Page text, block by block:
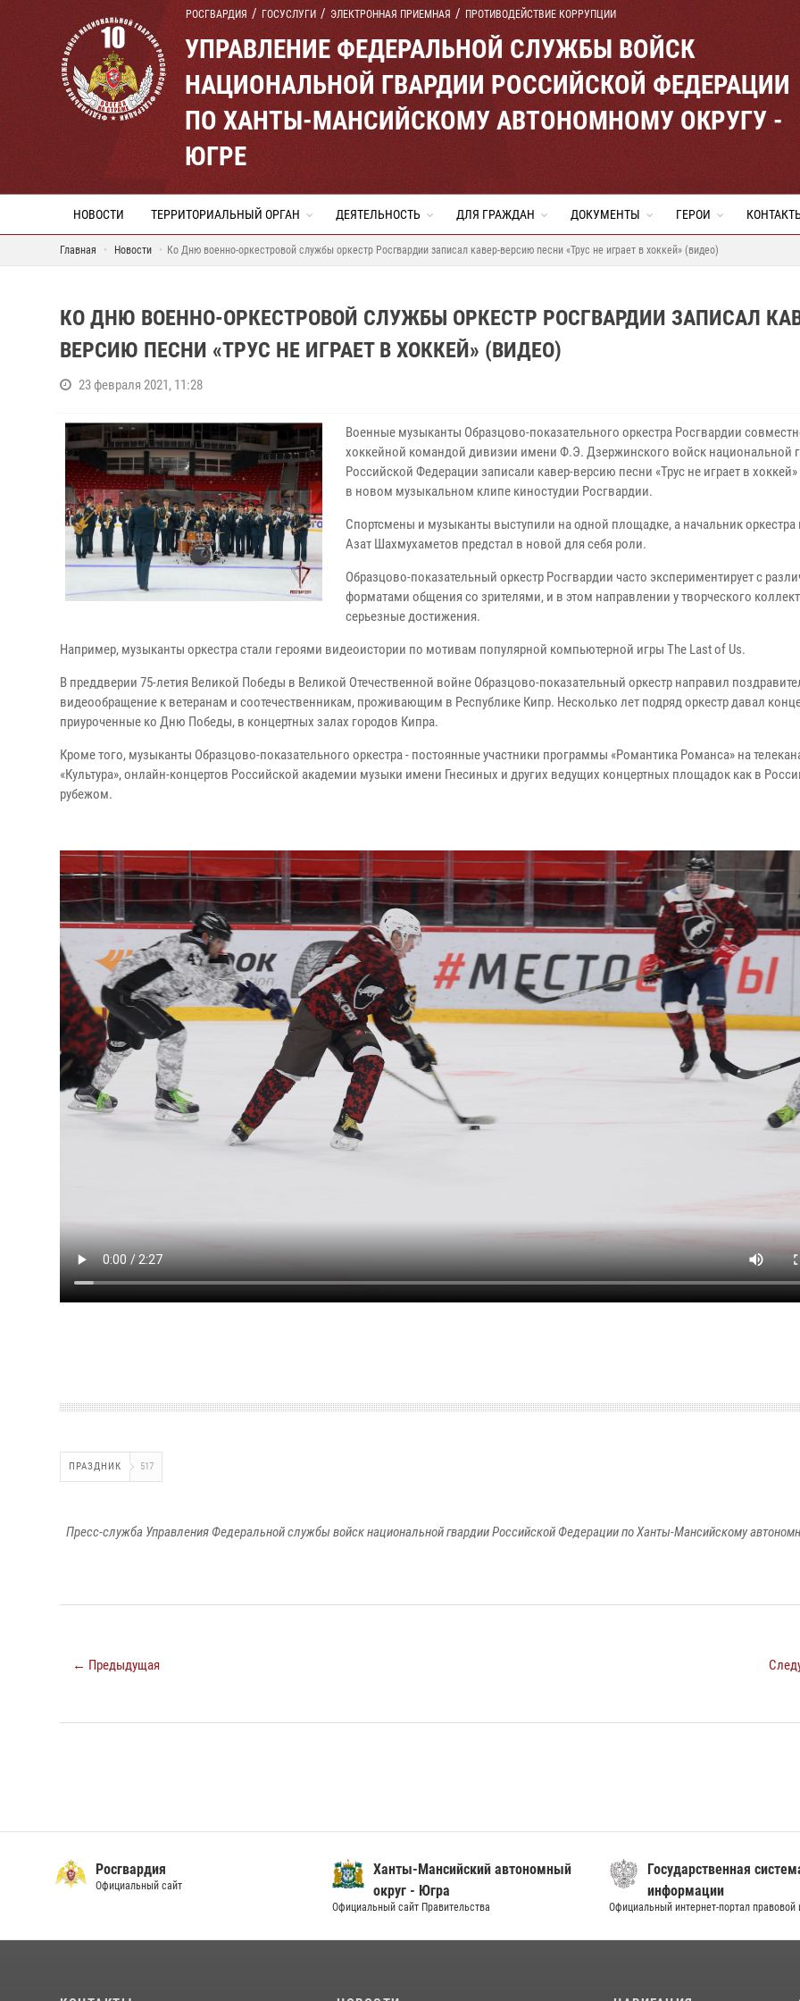
РОСГВАРДИЯ ГОСУСЛУГИ ЭЛЕКТРОННАЯ ПРИЕМНАЯ ПРОТИВОДЕЙСТВИЕ КОРРУПЦИИ
УПРАВЛЕНИЕ ФЕДЕРАЛЬНОЙ СЛУЖБЫ ВОЙСК
НАЦИОНАЛЬНОЙ ГВАРДИИ РОССИЙСКОЙ ФЕДЕРАЦИИ
ПО ХАНТЫ-МАНСИЙСКОМУ АВТОНОМНОМУ ОКРУГУ -
ЮГРЕ
НОВОСТИ ТЕРРИТОРИАЛЬНЫЙ ОРГАН ДЕЯТЕЛЬНОСТЬ ДЛЯ ГРАЖДАН ДОКУМЕНТЫ ГЕРОИ
Главная Новости Ко Дню военно-оркестровой службы оркестр Росгвардии записал кавер-версию песни «Трус не играет в хоккей» (видео)
КО ДНЮ ВОЕННО-ОРКЕСТРОВОЙ СЛУЖБЫ ОРКЕСТР РОСГВАРДИИ ЗАПИСАЛ
ВЕРСИЮ ПЕСНИ «ТРУС НЕ ИГРАЕТ В ХОККЕЙ» (ВИДЕО)
23 февраля 2021, 11:28
Военные музыканты Образцово-показательного оркестра Росгвардии
хоккейной командой дивизии имени Ф.Э. Дзержинского войск национальной
Российской Федерации записали кавер-версию песни «Трус не играет в
в новом музыкальном клипе киностудии Росгвардии.
Спортсмены и музыканты выступили на одной площадке, а начальник
Азат Шахмухаметов предстал в новой для себя роли.
Образцово-показательный оркестр Росгвардии часто экспериментирует с
форматами общения со зрителями, и в этом направлении у творческого
серьезные достижения.
Например, музыканты оркестра стали героями видеоистории по мотивам популярной компьютерной игры The Last of Us.
В преддверии 75-летия Великой Победы в Великой Отечественной войне Образцово-показательный оркестр направил
видеообращение к ветеранам и соотечественникам, проживающим в Республике Кипр. Несколько лет подряд оркестр давал
приуроченные ко Дню Победы, в концертных залах городов Кипра.
Кроме того, музыканты Образцово-показательного оркестра - постоянные участники программы «Романтика Романса» на
«Культура», онлайн-концертов Российской академии музыки имени Гнесиных и других ведущих концертных площадок как в
рубежом.
ПРАЗДНИК 517
Пресс-служба Управления Федеральной службы войск национальной гвардии Российской Федерации по Ханты-Мансийскому
← Предыдущая
Росгвардия
Официальный сайт
Ханты-Мансийский автономный
округ - Югра
Официальный сайт Правительства
Государственная
информации
Официальный интернет-портал